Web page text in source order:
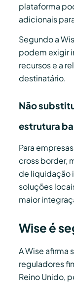
plataforma
adicionais
Segundo a
podem exigir
recursos e a
destinatário.
Não
estrutura
Para
cross border,
de liquidação
soluções
maior
Wise é
A Wise afirma
reguladores
Reino Unido,